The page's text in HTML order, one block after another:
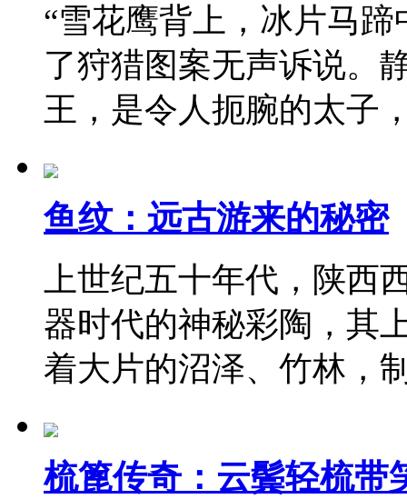
“雪花鹰背上，冰片马
了狩猎图案无声诉说。
王，是令人扼腕的太
鱼纹：远古游来的秘密
上世纪五十年代，陕西
器时代的神秘彩陶，其
着大片的沼泽、竹林
梳篦传奇：云鬓轻梳带